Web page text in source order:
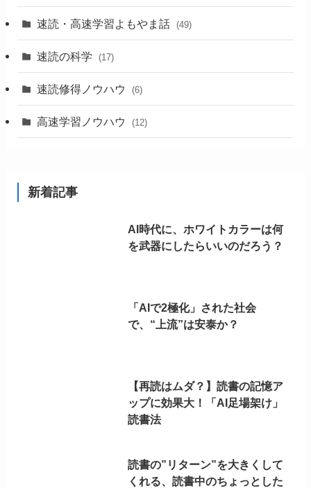
速読・高速学習よもやま話 (49)
速読の科学 (17)
速読修得ノウハウ (6)
高速学習ノウハウ (12)
新着記事
AI時代に、ホワイトカラーは何
を武器にしたらいいのだろう？
「AIで2極化」された社会
で、“上流”は安泰か？
【再読はムダ？】読書の記憶ア
ップに効果大！「AI足場架け」
読書法
読書の”リターン”を大きくして
くれる、読書中のちょっとした